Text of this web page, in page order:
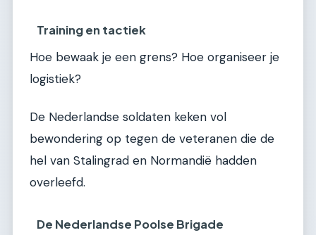
Training en tactiek
Hoe bewaak je een grens? Hoe organiseer je
logistiek?
De Nederlandse soldaten keken vol
bewondering op tegen de veteranen die de
hel van Stalingrad en Normandië hadden
overleefd.
De Nederlandse Poolse Brigade